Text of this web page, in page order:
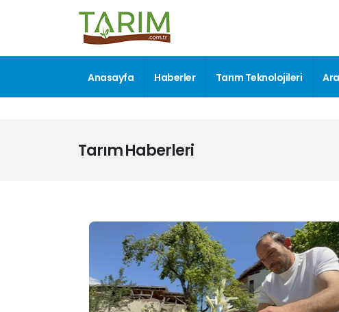
Anasayfa Haberler Tarım Teknolojileri
Tarım Haberleri